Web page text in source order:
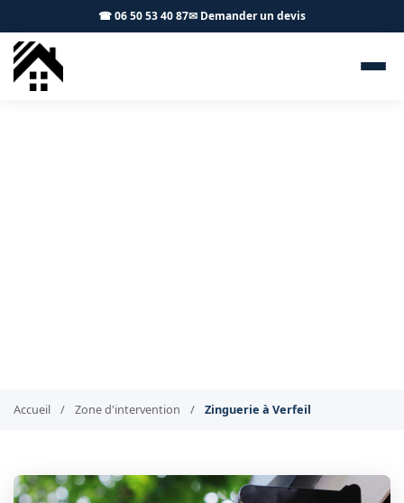
☎ 06 50 53 40 87✉ Demander un devis
Accueil / Zone d'intervention / Zinguerie à Verfeil